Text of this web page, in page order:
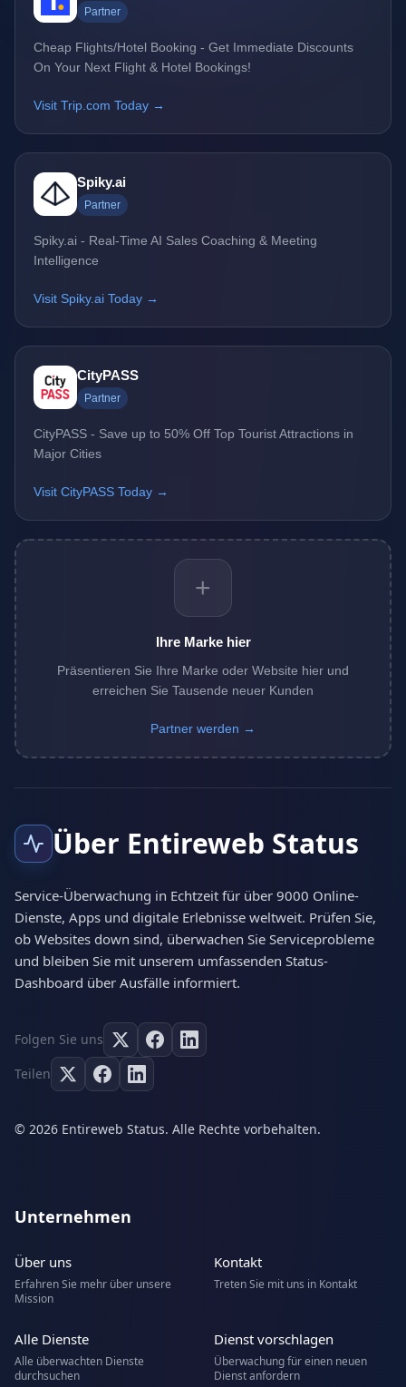
Partner
Cheap Flights/Hotel Booking - Get Immediate Discounts
On Your Next Flight & Hotel Bookings!
Visit Trip.com Today →
Spiky.ai
Partner
Spiky.ai - Real-Time AI Sales Coaching & Meeting
Intelligence
Visit Spiky.ai Today →
CityPASS
Partner
CityPASS - Save up to 50% Off Top Tourist Attractions in
Major Cities
Visit CityPASS Today →
+
Ihre Marke hier
Präsentieren Sie Ihre Marke oder Website hier und
erreichen Sie Tausende neuer Kunden
Partner werden →
Über Entireweb Status
Service-Überwachung in Echtzeit für über 9000 Online-
Dienste, Apps und digitale Erlebnisse weltweit. Prüfen Sie,
ob Websites down sind, überwachen Sie Serviceprobleme
und bleiben Sie mit unserem umfassenden Status-
Dashboard über Ausfälle informiert.
Folgen Sie uns
Teilen
© 2026 Entireweb Status. Alle Rechte vorbehalten.
Unternehmen
Über uns
Erfahren Sie mehr über unsere
Mission
Kontakt
Treten Sie mit uns in Kontakt
Alle Dienste
Alle überwachten Dienste
durchsuchen
Dienst vorschlagen
Überwachung für einen neuen
Dienst anfordern